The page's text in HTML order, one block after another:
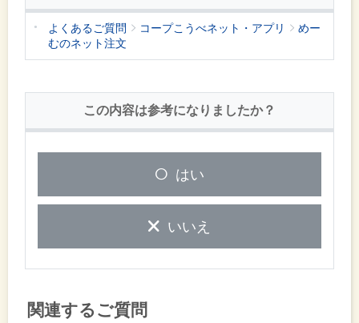
よくあるご質問 コープこうべネット・アプリ
めー
むのネット注文
この内容は参考になりましたか？
はい
いいえ
関連するご質問